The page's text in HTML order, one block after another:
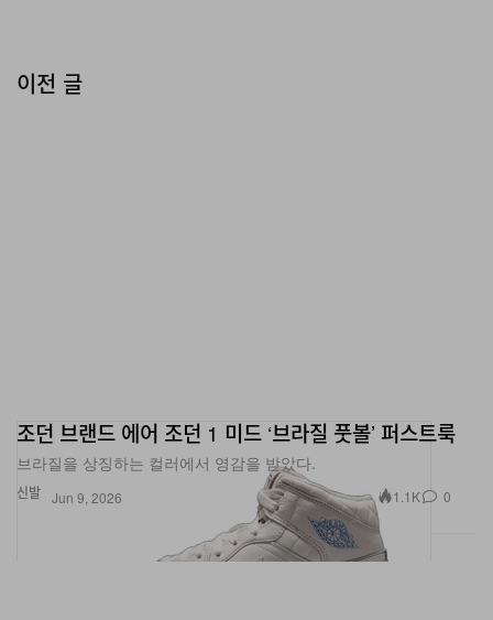
신발
브라질을 상징하는 컬러에서 영감을 받았다.
Jun 9, 2026